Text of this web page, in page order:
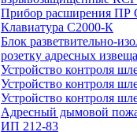
Прибор расширения ПР
Клавиатура С2000-К
Блок разветвительно-
розетку адресных
Устройство контроля
Устройство контроля
Устройство контроля
Адресный дымовой
ИП 212-83